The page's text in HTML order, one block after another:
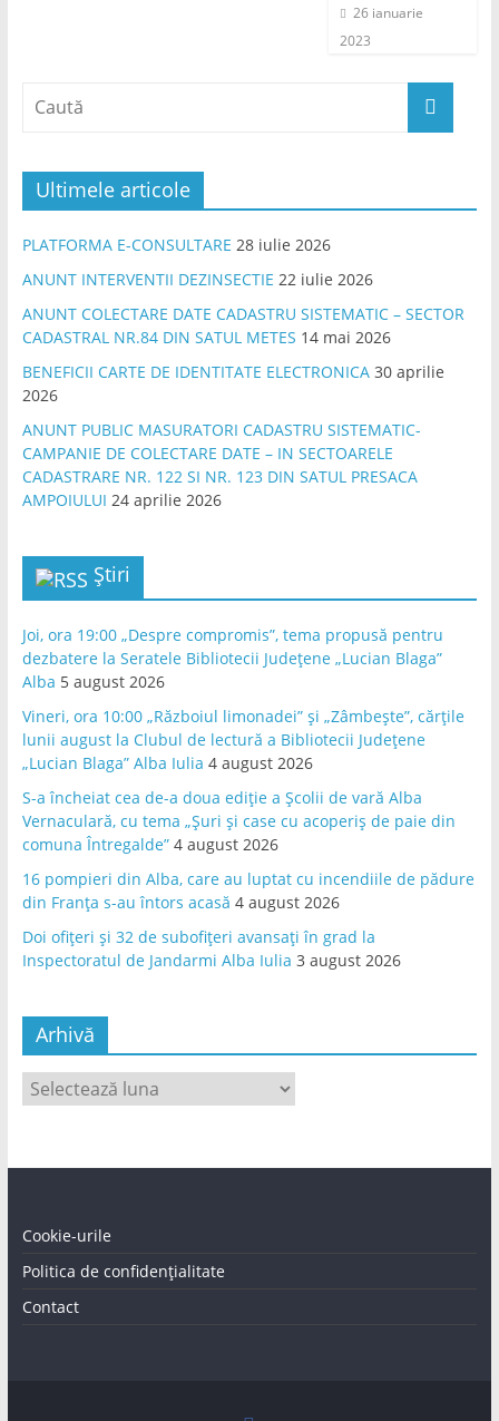
26 ianuarie
2023
Ultimele articole
PLATFORMA E-CONSULTARE 28 iulie 2026
ANUNT INTERVENTII DEZINSECTIE 22 iulie 2026
ANUNT COLECTARE DATE CADASTRU SISTEMATIC – SECTOR
CADASTRAL NR.84 DIN SATUL METES 14 mai 2026
BENEFICII CARTE DE IDENTITATE ELECTRONICA 30 aprilie
2026
ANUNT PUBLIC MASURATORI CADASTRU SISTEMATIC-
CAMPANIE DE COLECTARE DATE – IN SECTOARELE
CADASTRARE NR. 122 SI NR. 123 DIN SATUL PRESACA
AMPOIULUI 24 aprilie 2026
Știri
Joi, ora 19:00 „Despre compromis”, tema propusă pentru
dezbatere la Seratele Bibliotecii Județene „Lucian Blaga”
Alba 5 august 2026
Vineri, ora 10:00 „Războiul limonadei” și „Zâmbește”, cărțile
lunii august la Clubul de lectură a Bibliotecii Județene
„Lucian Blaga” Alba Iulia 4 august 2026
S-a încheiat cea de-a doua ediție a Școlii de vară Alba
Vernaculară, cu tema „Șuri și case cu acoperiș de paie din
comuna Întregalde” 4 august 2026
16 pompieri din Alba, care au luptat cu incendiile de pădure
din Franța s-au întors acasă 4 august 2026
Doi ofițeri și 32 de subofițeri avansați în grad la
Inspectoratul de Jandarmi Alba Iulia 3 august 2026
Arhivă
Arhivă
Cookie-urile
Politica de confidențialitate
Contact